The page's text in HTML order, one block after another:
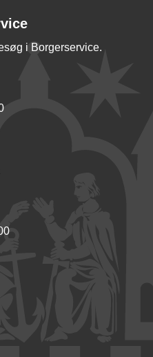
i Borgerservice.